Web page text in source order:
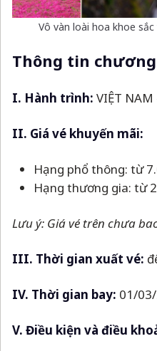
Vô vàn loài hoa khoe
Thông tin
I. Hành trình: VIỆT
II. Giá vé khuyến mãi:
Hạng phổ thông: từ
Hạng thương gia: từ
Lưu ý: Giá vé trên chưa
III. Thời gian xuất vé:
IV. Thời gian bay: 01/
V. Điều kiện và điều